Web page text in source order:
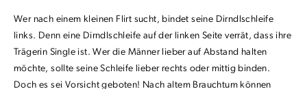
Wer nach einem kleinen Flirt sucht, bindet seine Dirndlschleife
links. Denn eine Dirndlschleife auf der linken Seite verrät, dass ihre
Trägerin Single ist. Wer die Männer lieber auf Abstand halten
möchte, sollte seine Schleife lieber rechts oder mittig binden.
Doch es sei Vorsicht geboten! Nach altem Brauchtum können